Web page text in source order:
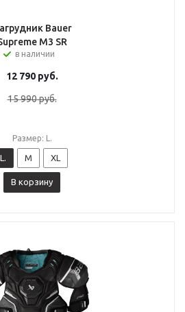
Bauer
M3 SR
в наличии
12 790руб.
15 990руб.
Размер: L.
L. M XL
В корзину